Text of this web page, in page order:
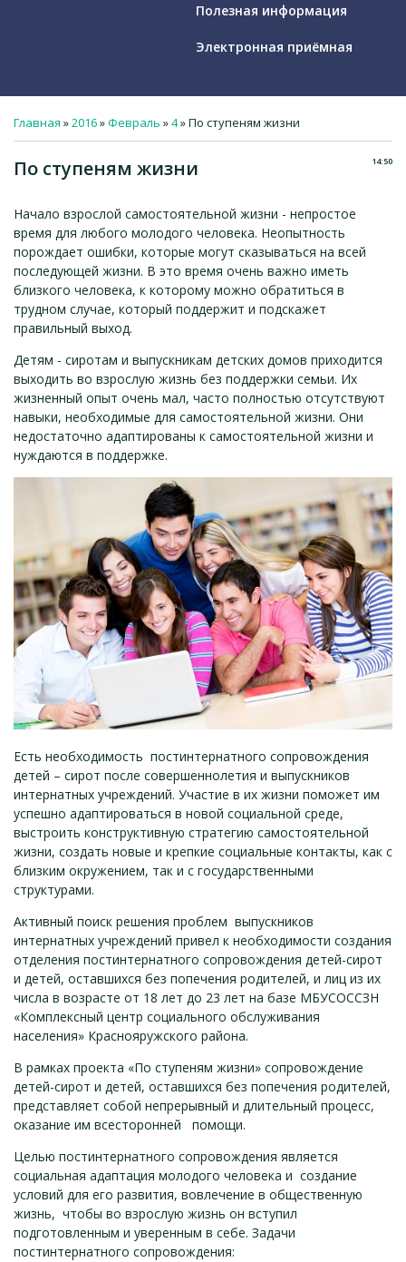
Полезная информация
Электронная приёмная
Главная »2016»Февраль »4» По ступеням жизни
14:50
По ступеням жизни
Начало взрослой самостоятельной жизни - непростое
время для любого молодого человека. Неопытность
порождает ошибки, которые могут сказываться на всей
последующей жизни. В это время очень важно иметь
близкого человека, к которому можно обратиться в
трудном случае, который поддержит и подскажет
правильный выход.
Детям - сиротам и выпускникам детских домов приходится
выходить во взрослую жизнь без поддержки семьи. Их
жизненный опыт очень мал, часто полностью отсутствуют
навыки, необходимые для самостоятельной жизни. Они
недостаточно адаптированы к самостоятельной жизни и
нуждаются в поддержке.
Есть необходимость постинтернатного сопровождения
детей – сирот после совершеннолетия и выпускников
интернатных учреждений. Участие в их жизни поможет им
успешно адаптироваться в новой социальной среде,
выстроить конструктивную стратегию самостоятельной
жизни, создать новые и крепкие социальные контакты, как с
близким окружением, так и с государственными
структурами.
Активный поиск решения проблем выпускников
интернатных учреждений привел к необходимости создания
отделения постинтернатного сопровождения детей-сирот
и детей, оставшихся без попечения родителей, и лиц из их
числа в возрасте от 18 лет до 23 лет на базе МБУСОССЗН
«Комплексный центр социального обслуживания
населения» Краснояружского района.
В рамках проекта «По ступеням жизни» сопровождение
детей-сирот и детей, оставшихся без попечения родителей,
представляет собой непрерывный и длительный процесс,
оказание им всесторонней помощи.
Целью постинтернатного сопровождения является
социальная адаптация молодого человека и создание
условий для его развития, вовлечение в общественную
жизнь, чтобы во взрослую жизнь он вступил
подготовленным и уверенным в себе. Задачи
постинтернатного сопровождения: